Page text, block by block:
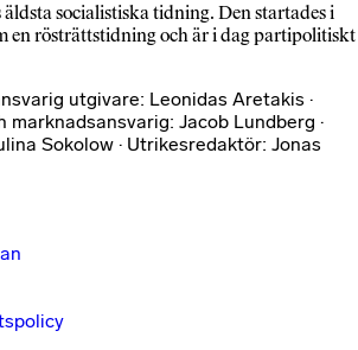
socialistiska tidning. Den startades i
en rösträttstidning och är i dag partipolitiskt
utgivare: Leonidas Aretakis ·
Jacob Lundberg ·
Sokolow · Utrikesredaktör: Jonas